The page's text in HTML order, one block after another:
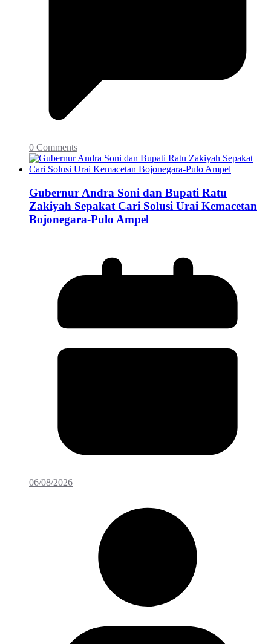
0 Comments
Gubernur Andra Soni dan Bupati Ratu
Zakiyah Sepakat Cari Solusi Urai Kemacetan
Bojonegara-Pulo Ampel
06/08/2026